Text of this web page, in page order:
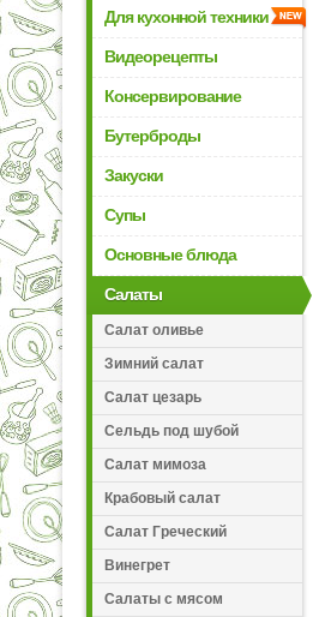
Для кухонной техники
Видеорецепты
Консервирование
Бутерброды
Закуски
Супы
Основные блюда
Салаты
Салат оливье
Зимний салат
Салат цезарь
Сельдь под шубой
Салат мимоза
Крабовый салат
Салат Греческий
Винегрет
Салаты с мясом